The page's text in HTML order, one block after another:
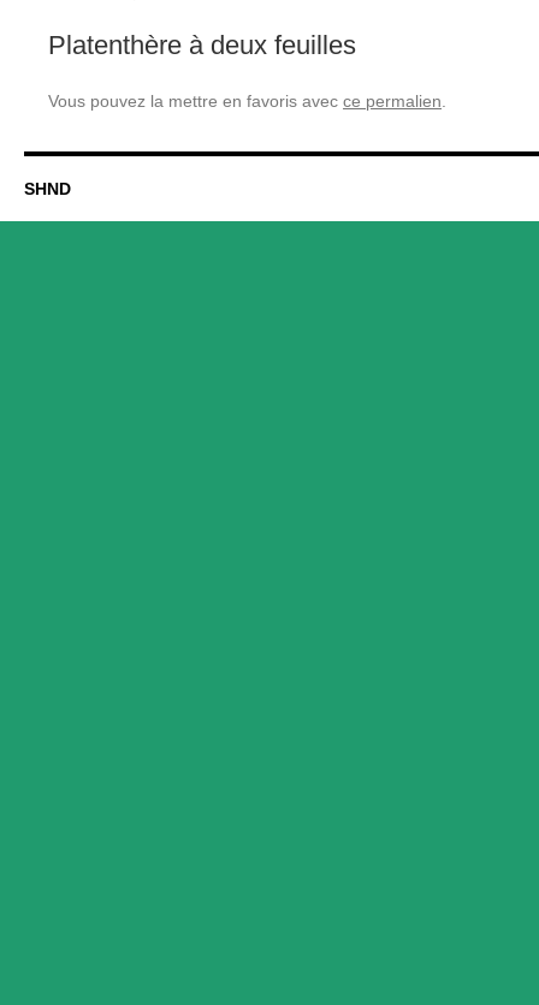
Platenthère à deux feuilles
Vous pouvez la mettre en favoris avec ce permalien
SHND